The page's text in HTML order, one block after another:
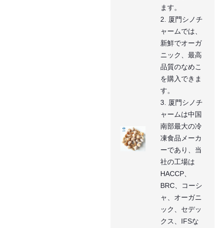
ます。
2. 厦門シノチ
ャームでは、
新鮮でオーガ
ニック、最高
品質のなめこ
を購入できま
す。
3. 厦門シノチ
ャームは中国
南部最大の冷
凍食品メーカ
ーであり、当
社の工場は
HACCP、
BRC、コーシ
ャ、オーガニ
ック、セデッ
クス、IFSな